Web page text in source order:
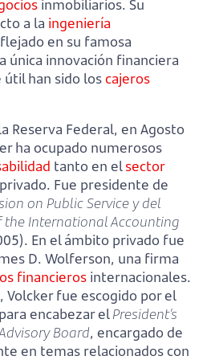
inmobiliarios. Su
a la ingeniería
en su famosa
única innovación financiera
han sido loscajeros
Reserva Federal, en Agosto
ha ocupado numerosos
tanto en elsector
Fue presidente de
on Public Service y del
the International Accounting
En el ámbito privado fue
D. Wolferson, una firma
financieros internacionales.
Volcker fue escogido por el
encabezar elPresident’s
Board, encargado de
en temas relacionados con